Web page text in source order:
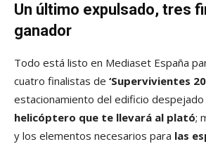
Un último expulsado, tres
ganador
Todo está listo en Mediaset España
cuatro finalistas de ‘Supervivientes
estacionamiento del edificio despejado
helicóptero que te llevará al plató;
y los elementos necesarios para las